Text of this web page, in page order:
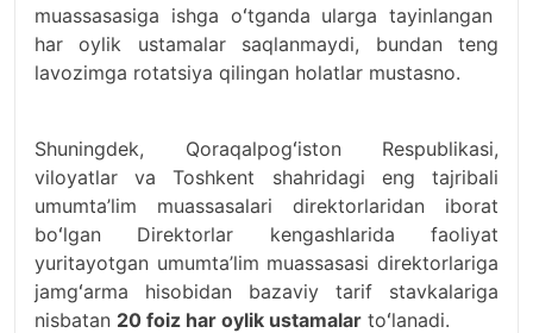
muassasasiga ishga oʻtganda ularga tayinlangan
har oylik ustamalar saqlanmaydi, bundan teng
lavozimga rotatsiya qilingan holatlar mustasno.
Shuningdek, Qoraqalpogʻiston Respublikasi,
viloyatlar va Toshkent shahridagi eng tajribali
umumta’lim muassasalari direktorlaridan iborat
boʻlgan Direktorlar kengashlarida faoliyat
yuritayotgan umumta’lim muassasasi direktorlariga
jamgʻarma hisobidan bazaviy tarif stavkalariga
nisbatan 20 foiz har oylik ustamalar toʻlanadi.